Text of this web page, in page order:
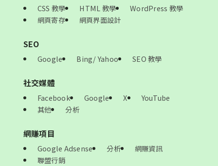
CSS 教學 HTML 教學
WordPress 教學
網頁寄存
網頁界面設計
SEO
Google Bing/ Yahoo SEO 教學
社交媒體
Facebook Google X
YouTube
其他
分析
網賺項目
Google Adsense 分析
網賺資訊
聯盟行銷